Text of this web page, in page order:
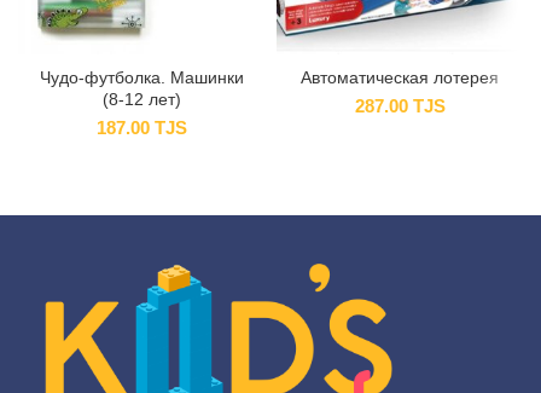
Чудо-футболка. Машинки
(8-12 лет)
187.00 TJS
Автоматическая лотерея
287.00 TJS